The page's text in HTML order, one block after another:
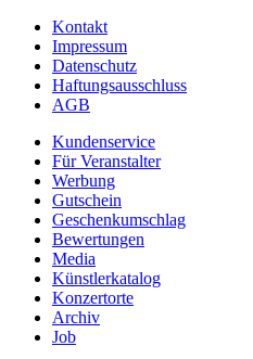
Kontakt
Impressum
Datenschutz
Haftungsausschluss
AGB
Kundenservice
Für Veranstalter
Werbung
Gutschein
Geschenkumschlag
Bewertungen
Media
Künstlerkatalog
Konzertorte
Archiv
Job